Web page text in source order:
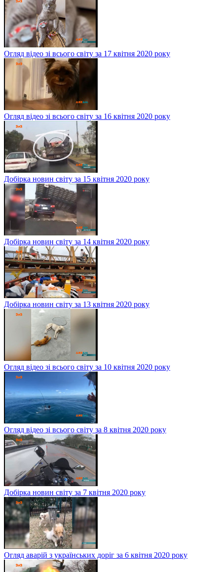
Огляд відео зі всього світу за 17 квітня 2020 року
Огляд відео зі всього світу за 16 квітня 2020 року
Добірка новин світу за 15 квітня 2020 року
Добірка новин світу за 14 квітня 2020 року
Добірка новин світу за 13 квітня 2020 року
Огляд відео зі всього світу за 10 квітня 2020 року
Огляд відео зі всього світу за 8 квітня 2020 року
Добірка новин світу за 7 квітня 2020 року
Огляд аварій з українських доріг за 6 квітня 2020 року